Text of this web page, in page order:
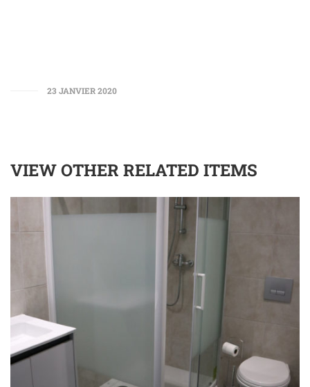
23 JANVIER 2020
VIEW OTHER RELATED ITEMS